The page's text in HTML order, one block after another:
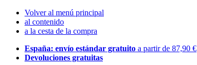
Volver al menú principal
al contenido
a la cesta de la compra
España: envío estándar gratuito a partir de 87,90 €
Devoluciones gratuitas